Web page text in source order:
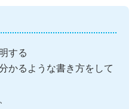
する
かるような書き方をして